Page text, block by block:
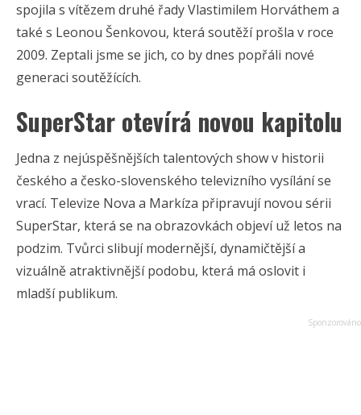
spojila s vítězem druhé řady Vlastimilem Horváthem a
také s Leonou Šenkovou, která soutěží prošla v roce
2009. Zeptali jsme se jich, co by dnes popřáli nové
generaci soutěžících.
SuperStar otevírá novou kapitolu
Jedna z nejúspěšnějších talentových show v historii
českého a česko-slovenského televizního vysílání se
vrací. Televize Nova a Markíza připravují novou sérii
SuperStar, která se na obrazovkách objeví už letos na
podzim. Tvůrci slibují modernější, dynamičtější a
vizuálně atraktivnější podobu, která má oslovit i
mladší publikum.